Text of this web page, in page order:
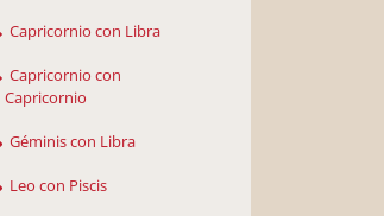
Capricornio con Libra
Capricornio con
Capricornio
Géminis con Libra
Leo con Piscis